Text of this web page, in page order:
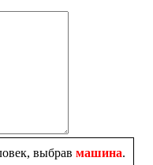
выбрав машина.